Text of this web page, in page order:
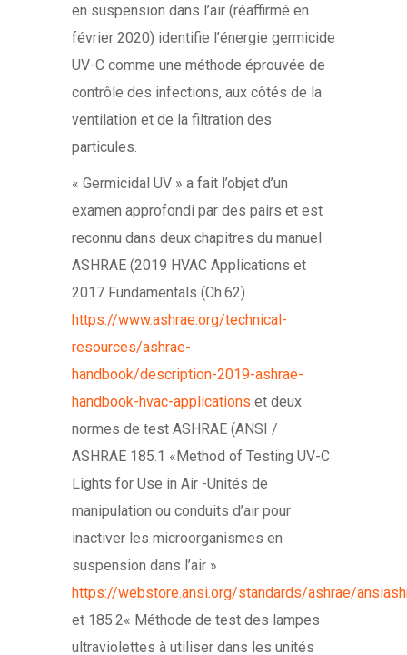
en suspension dans l’air (réaffirmé en
février 2020) identifie l’énergie germicide
UV-C comme une méthode éprouvée de
contrôle des infections, aux côtés de la
ventilation et de la filtration des
particules.
« Germicidal UV » a fait l’objet d’un
examen approfondi par des pairs et est
reconnu dans deux chapitres du manuel
ASHRAE (2019 HVAC Applications et
2017 Fundamentals (Ch.62)
https://www.ashrae.org/technical-
resources/ashrae-
handbook/description-2019-ashrae-
handbook-hvac-applications et deux
normes de test ASHRAE (ANSI /
ASHRAE 185.1 «Method of Testing UV-C
Lights for Use in Air -Unités de
manipulation ou conduits d’air pour
inactiver les microorganismes en
suspension dans l’air »
https://webstore.ansi.org/standards/ashrae/
et 185.2« Méthode de test des lampes
ultraviolettes à utiliser dans les unités